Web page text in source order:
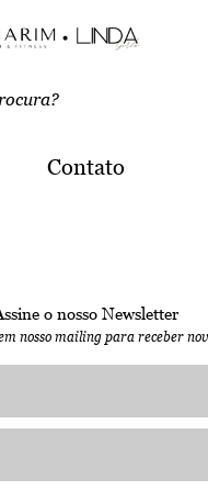
Contato
o nosso Newsletter
nosso mailing para receber